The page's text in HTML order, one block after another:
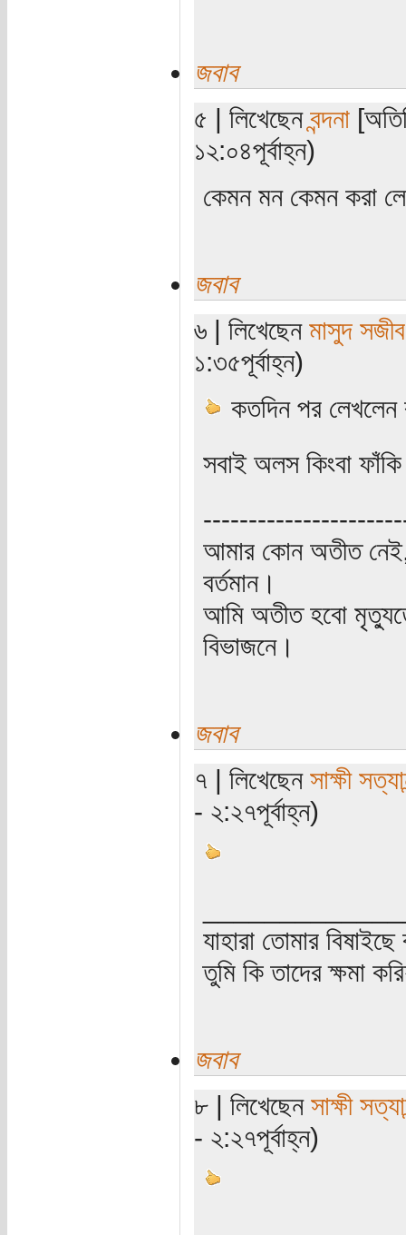
জবাব
৫ | লিখেছেনবন্দনা
১২:০৪পূর্বাহ্ন)
কেমন মন কেমন করা
জবাব
৬ | লিখেছেন মাসুদ সজীব
১:৩৫পূর্বাহ্ন)
কতদিন পর
সবাই অলস কিংবা
আমার কোন অতীত
বর্তমান।
আমি অতীত হবো
বিভাজনে।
জবাব
৭ | লিখেছেন সাক্ষী
- ২:২৭পূর্বাহ্ন)
যাহারা তোমার
তুমি কি তাদের ক্ষমা
জবাব
৮ | লিখেছেন সাক্ষী
- ২:২৭পূর্বাহ্ন)